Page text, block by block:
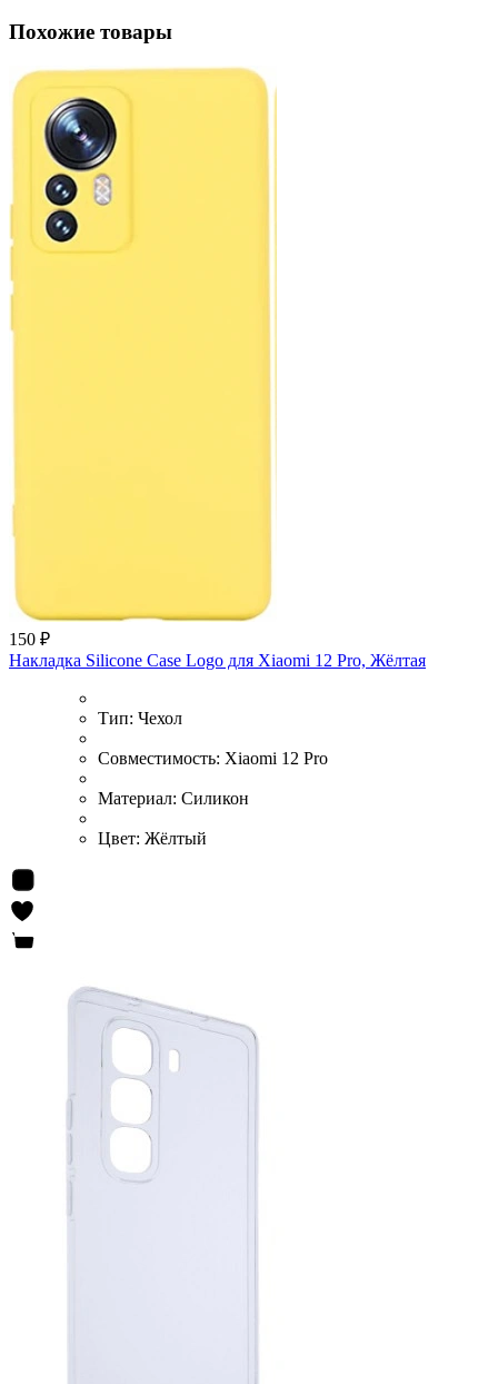
Похожие товары
150 ₽
Накладка Silicone Case Logo для Xiaomi 12 Pro, Жёлтая
Тип: Чехол
Совместимость: Xiaomi 12 Pro
Материал: Силикон
Цвет: Жёлтый